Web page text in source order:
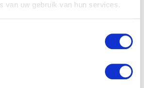
van uw gebruik van hun services.